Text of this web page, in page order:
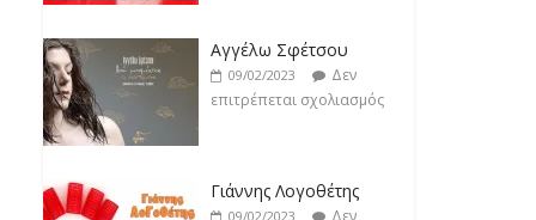
Γιάννης Λογοθέτης
09/02/2023
Δεν
επιτρέπεται σχολιασμός
Anemos
03/02/2023
Δεν